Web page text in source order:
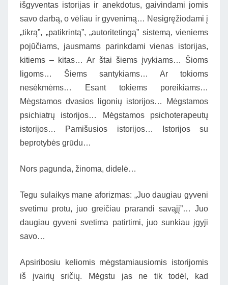
išgyventas istorijas ir anekdotus, gaivindami jomis
savo darbą, o vėliau ir gyvenimą… Nesigręžiodami į
„tikrą”, „patikrintą”, „autoritetingą” sistemą, vieniems
pojūčiams, jausmams parinkdami vienas istorijas,
kitiems – kitas… Ar štai šiems įvykiams… Šioms
ligoms… Šiems santykiams… Ar tokioms
nesėkmėms… Esant tokiems poreikiams…
Mėgstamos dvasios ligonių istorijos… Mėgstamos
psichiatrų istorijos… Mėgstamos psichoterapeutų
istorijos… Pamišusios istorijos… Istorijos su
beprotybės grūdu…
Nors pagunda, žinoma, didelė…
Tegu sulaikys mane aforizmas: „Juo daugiau gyveni
svetimu protu, juo greičiau prarandi savąjį”… Juo
daugiau gyveni svetima patirtimi, juo sunkiau įgyji
savo…
Apsiribosiu keliomis mėgstamiausiomis istorijomis
iš įvairių sričių. Mėgstu jas ne tik todėl, kad